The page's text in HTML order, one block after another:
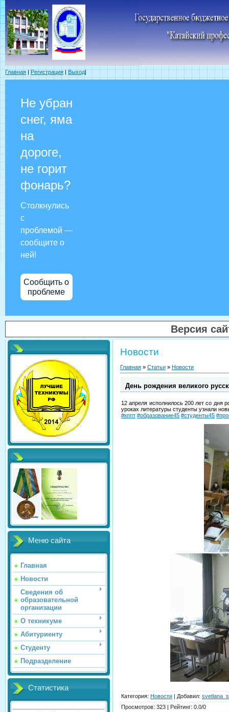
Главная | Регистрация | Выход|
Не убран
снег, яма
на
дороге,
не горит
фонарь?
Столкнулись
с
проблемой —
сообщите о
ней!
Сообщить о
проблеме
Версия
Меню сайта
Главная
Новости
Сведения об
образовательной
организации
О техникуме
Абитуриенту
Студенту
Подразделение
Статистика
Новости
Главная » Статьи » Новости
День рождения великого
12 апреля исполнилось 200 лет со дня
уроках литературы студенты узнали
#кппт #образование45 #студенты45
Категория: Новости | Добавил:
Просмотров: 323 | Рейтинг: 0.0/0